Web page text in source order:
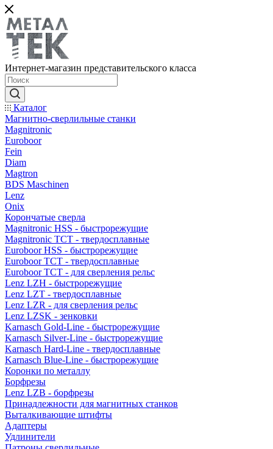
Интернет-магазин представительского класса
Каталог
Магнитно-сверлильные станки
Magnitronic
Euroboor
Fein
Diam
Magtron
BDS Maschinen
Lenz
Onix
Корончатые сверла
Magnitronic HSS - быстрорежущие
Magnitronic TCT - твердосплавные
Euroboor HSS - быстрорежущие
Euroboor TCT - твердосплавные
Euroboor TCT - для сверления рельс
Lenz LZH - быстрорежущие
Lenz LZT - твердосплавные
Lenz LZR - для сверления рельс
Lenz LZSK - зенковки
Karnasch Gold-Line - быстрорежущие
Karnasch Silver-Line - быстрорежущие
Karnasch Hard-Line - твердосплавные
Karnasch Blue-Line - быстрорежущие
Коронки по металлу
Борфрезы
Lenz LZB - борфрезы
Принадлежности для магнитных станков
Выталкивающие штифты
Адаптеры
Удлинители